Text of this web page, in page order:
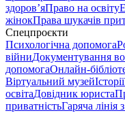
здоров’яПраво на освіту
жінокПрава шукачів
Спецпроєкти
Психологічна допомога
війниДокументування
допомогаОнлайн-
Віртуальний музей
освітаДовідник юриста
приватністьГаряча лінія